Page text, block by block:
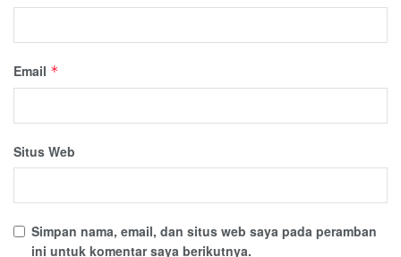
Email *
Situs Web
Simpan nama, email, dan situs web saya pada peramban
ini untuk komentar saya berikutnya.